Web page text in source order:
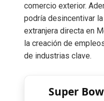
comercio exterior.
podría desincentivar
extranjera directa en
la creación de
de industrias clave.
Super